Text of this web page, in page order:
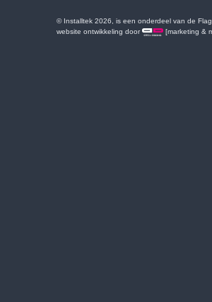
© Installtek 2026, is een onderdeel van de
website ontwikkeling door
[marketing &